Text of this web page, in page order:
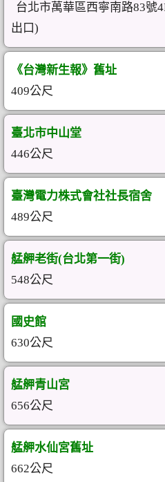
台北市萬華區西寧南路83號
出口)
《台灣新生報》舊址
409公尺
臺北市中山堂
446公尺
臺灣電力株式會社社長宿舍
489公尺
艋舺老街(台北第一街)
548公尺
國史館
630公尺
艋舺青山宮
656公尺
艋舺水仙宮舊址
662公尺